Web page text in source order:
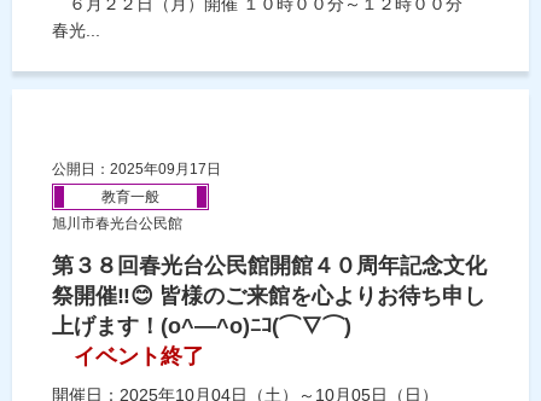
春光...
公開日：2025年09月17日
教育一般
旭川市春光台公民館
第３８回春光台公民館開館４０周年記念文化
祭開催‼😊 皆様のご来館を心よりお待ち申し
上げます！(o^―^o)ﾆｺ(⌒∇⌒)
イベント終了
開催日：2025年10月04日（土）～10月05日（日）